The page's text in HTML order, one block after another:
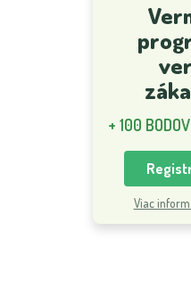
+ 100
Viac